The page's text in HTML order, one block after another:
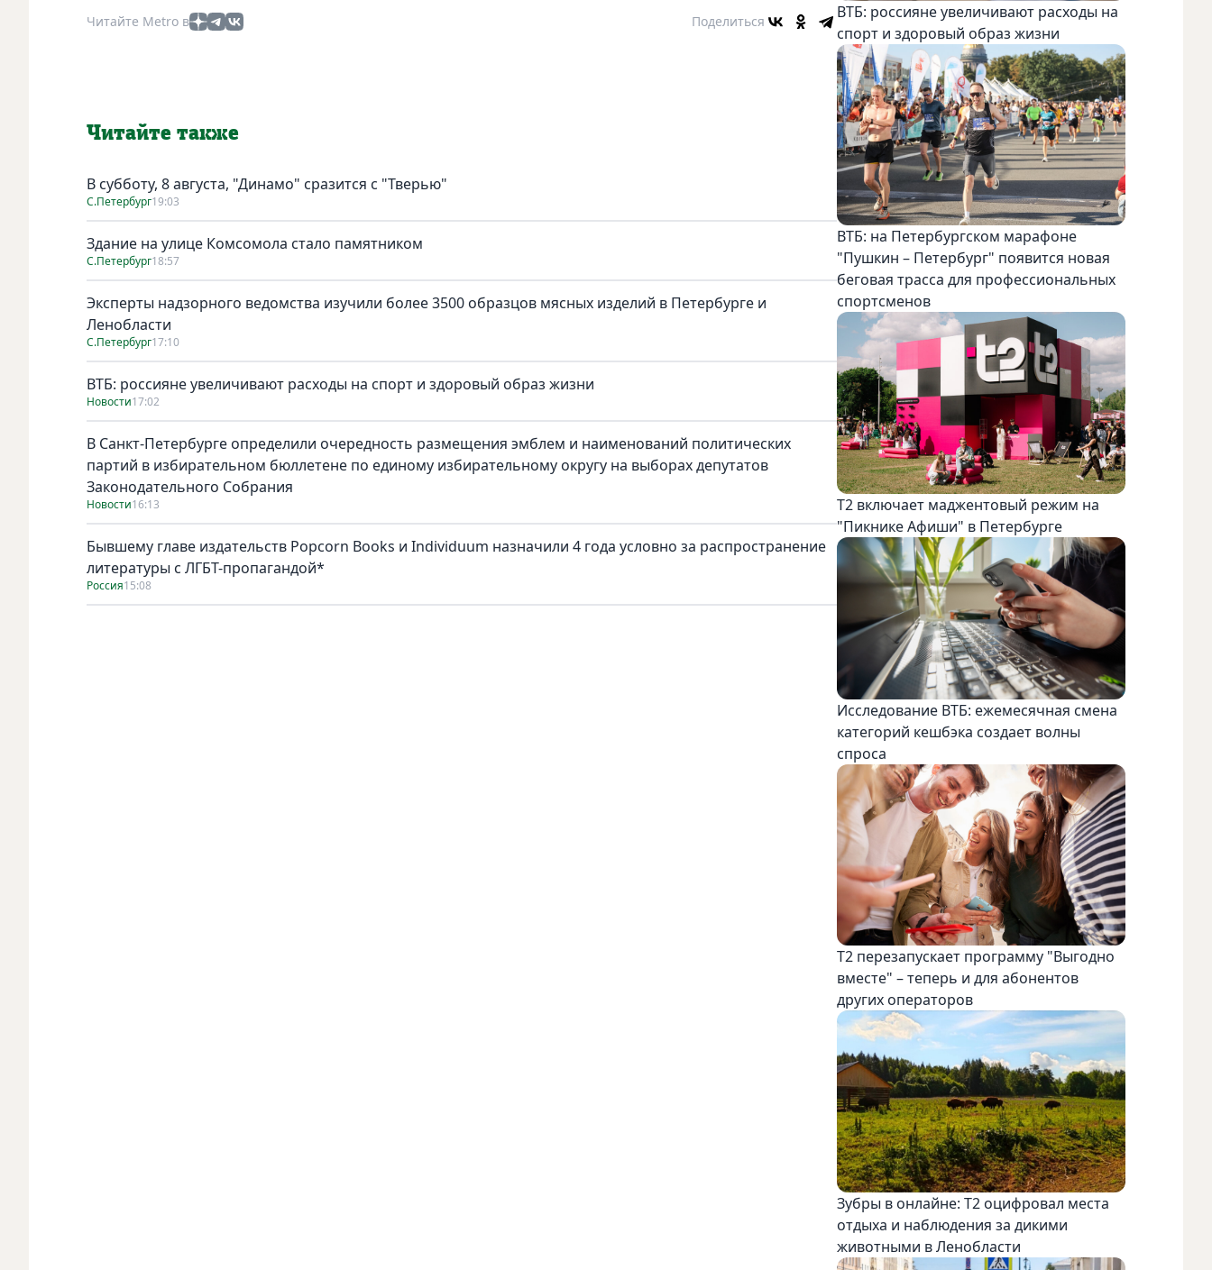
Читайте Metro в Поделиться
Читайте также
В субботу, 8 августа, "Динамо" сразится с "Тверью"
С.Петербург19:03
Здание на улице Комсомола стало памятником
С.Петербург18:57
Эксперты надзорного ведомства изучили более 3500 образцов мясных изделий в Петербурге и
Ленобласти
С.Петербург17:10
ВТБ: россияне увеличивают расходы на спорт и здоровый образ жизни
Новости17:02
В Санкт-Петербурге определили очередность размещения эмблем и наименований политических
партий в избирательном бюллетене по единому избирательному округу на выборах депутатов
Законодательного Собрания
Новости16:13
Бывшему главе издательств Popcorn Books и Individuum назначили 4 года условно за распространение
литературы с ЛГБТ-пропагандой*
Россия15:08
ВТБ: россияне увеличивают расходы на
спорт и здоровый образ жизни
ВТБ: на Петербургском марафоне
"Пушкин – Петербург" появится новая
беговая трасса для профессиональных
спортсменов
Т2 включает маджентовый режим на
"Пикнике Афиши" в Петербурге
Исследование ВТБ: ежемесячная смена
категорий кешбэка создает волны
спроса
Т2 перезапускает программу "Выгодно
вместе" – теперь и для абонентов
других операторов
Зубры в онлайне: Т2 оцифровал места
отдыха и наблюдения за дикими
животными в Ленобласти